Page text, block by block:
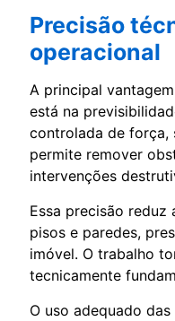
Precisão
operacional
A principal
está na
controlada de força,
permite remover
intervenções
Essa precisão reduz
pisos e paredes,
imóvel. O trabalho
tecnicamente
O uso adequado